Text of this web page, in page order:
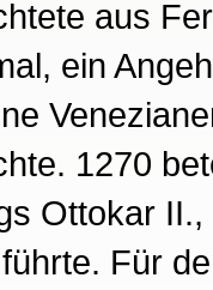
aus
ein
1270
Ottokar
Für